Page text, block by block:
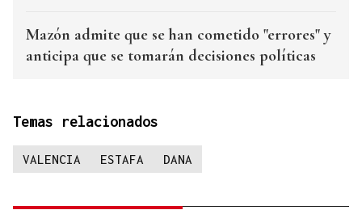
Mazón admite que se han cometido "errores" y
anticipa que se tomarán decisiones políticas
Temas relacionados
VALENCIA ESTAFA DANA